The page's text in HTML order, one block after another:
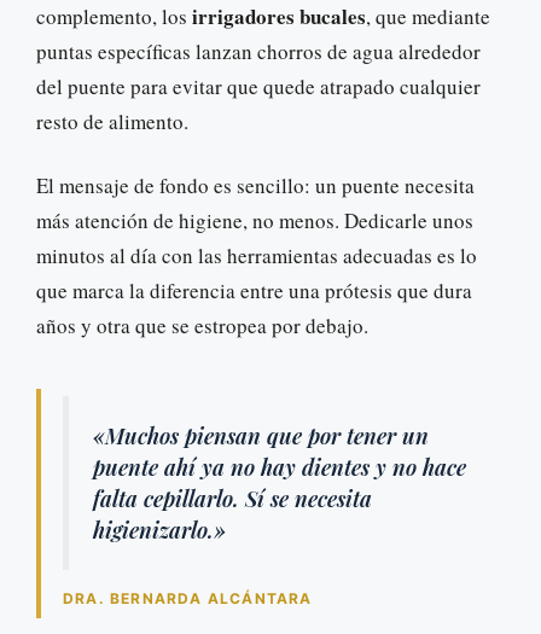
complemento, los irrigadores bucales, que mediante
puntas específicas lanzan chorros de agua alrededor
del puente para evitar que quede atrapado cualquier
resto de alimento.
El mensaje de fondo es sencillo: un puente necesita
más atención de higiene, no menos. Dedicarle unos
minutos al día con las herramientas adecuadas es lo
que marca la diferencia entre una prótesis que dura
años y otra que se estropea por debajo.
«Muchos piensan que por tener un
puente ahí ya no hay dientes y no hace
falta cepillarlo. Sí se necesita
higienizarlo.»
DRA. BERNARDA ALCÁNTARA